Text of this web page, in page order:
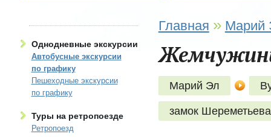
Однодневные экскурсии
Автобусные экскурсии
по графику
Пешеходные экскурсии
по графику
Туры на ретропоезде
Ретропоезд
Главная » Марий
Марий Эл
замок Шереметьева